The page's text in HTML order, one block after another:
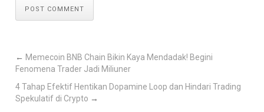
POST COMMENT
← Memecoin BNB Chain Bikin Kaya Mendadak! Begini
Fenomena Trader Jadi Miliuner
4 Tahap Efektif Hentikan Dopamine Loop dan Hindari Trading
Spekulatif di Crypto →